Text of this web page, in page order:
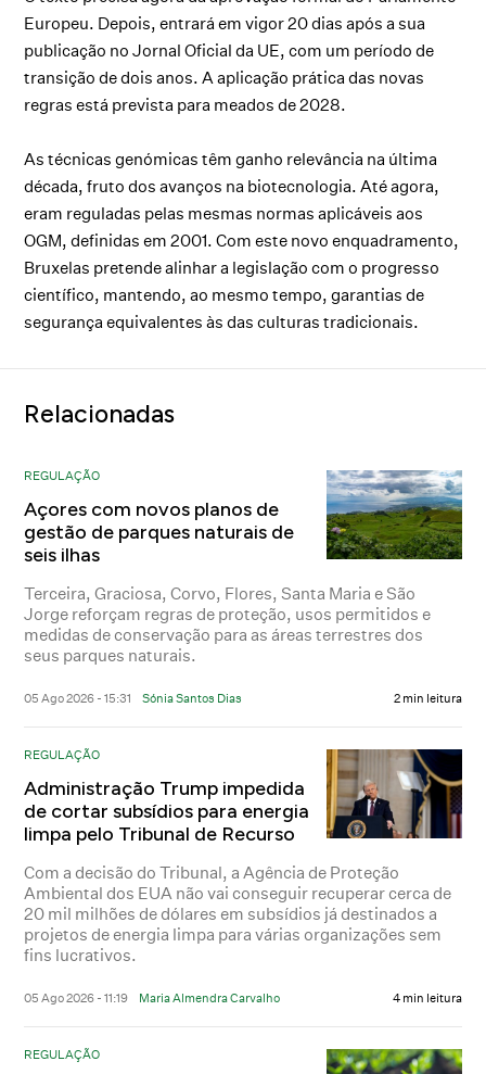
Europeu. Depois, entrará em vigor 20 dias após a sua
publicação no Jornal Oficial da UE, com um período de
transição de dois anos. A aplicação prática das novas
regras está prevista para meados de 2028.
As técnicas genómicas têm ganho relevância na última
década, fruto dos avanços na biotecnologia. Até agora,
eram reguladas pelas mesmas normas aplicáveis aos
OGM, definidas em 2001. Com este novo enquadramento,
Bruxelas pretende alinhar a legislação com o progresso
científico, mantendo, ao mesmo tempo, garantias de
segurança equivalentes às das culturas tradicionais.
Relacionadas
REGULAÇÃO
Açores com novos planos de
gestão de parques naturais de
seis ilhas
Terceira, Graciosa, Corvo, Flores, Santa Maria e São
Jorge reforçam regras de proteção, usos permitidos e
medidas de conservação para as áreas terrestres dos
seus parques naturais.
05 Ago 2026 - 15:31 Sónia Santos Dias 2 min leitura
REGULAÇÃO
Administração Trump impedida
de cortar subsídios para energia
limpa pelo Tribunal de Recurso
Com a decisão do Tribunal, a Agência de Proteção
Ambiental dos EUA não vai conseguir recuperar cerca de
20 mil milhões de dólares em subsídios já destinados a
projetos de energia limpa para várias organizações sem
fins lucrativos.
05 Ago 2026 - 11:19 Maria Almendra Carvalho 4 min leitura
REGULAÇÃO